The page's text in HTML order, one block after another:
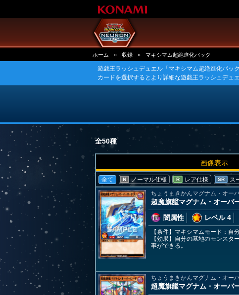
ホーム » 収録 » マキシマム超絶進化パック
遊戯王ラッシュデュエル「マキシマム超絶進化パッ
カードを選択するとより詳細な遊戯王ラッシュデュ
全50種
画像表示
全て N ノーマル仕様 R レア仕様 SR ス
ちょうまきかんマグナム・オー
超魔旗艦マグナム・オーバ
闇属性
レベル 4
【条件】マキシマムモード：自
【効果】自分の墓地のモンス
事ができる。
ちょうまきかんマグナム・オー
超魔旗艦マグナム・オーバ